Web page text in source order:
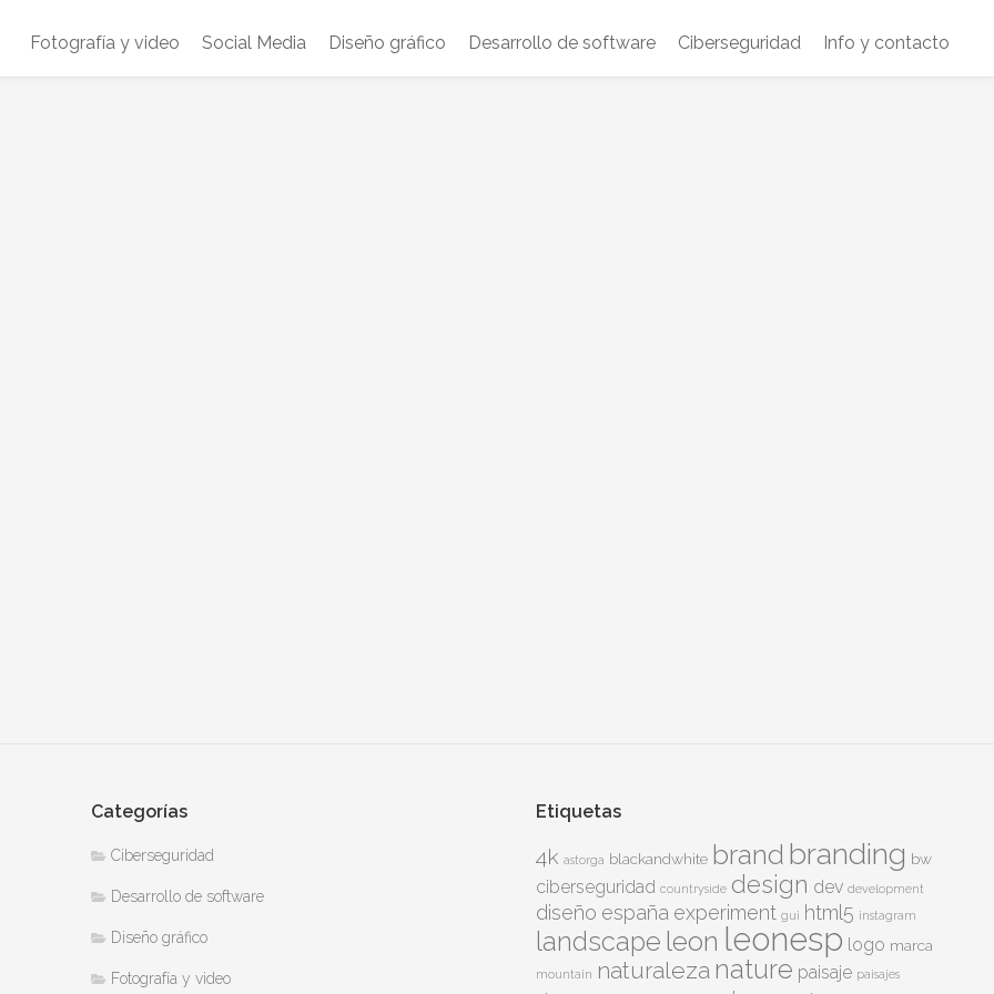
Fotografía y video Social Media Diseño gráfico Desarrollo de software Ciberseguridad Info y contacto
Categorías
Ciberseguridad
Desarrollo de software
Diseño gráfico
Fotografía y video
Etiquetas
4k astorga blackandwhite brand branding bw
ciberseguridad countryside design dev development
diseño españa experiment gui html5 instagram
landscape leon leonesp logo marca
mountain naturaleza nature paisaje paisajes